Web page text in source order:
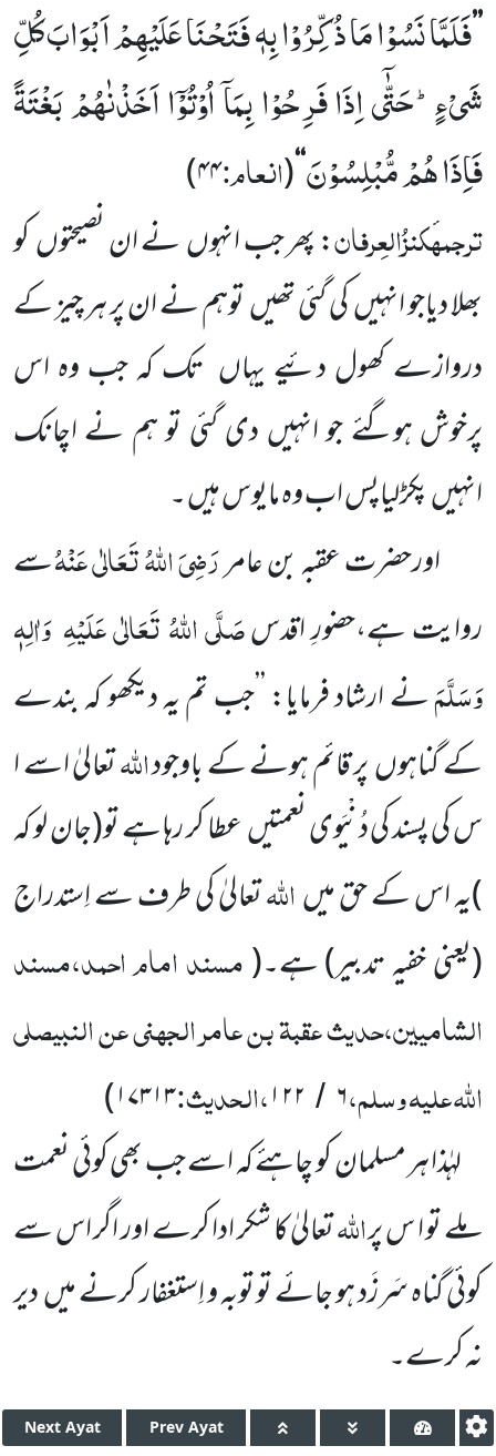
’’فَلَمَّا نَسُوْا مَا ذُكِّرُوْا بِهٖ فَتَحْنَا عَلَیْهِمْ اَبْوَابَ كُلِّ
شَیْءٍؕ-حَتّٰۤى اِذَا فَرِحُوْا بِمَاۤ اُوْتُوْۤا اَخَذْنٰهُمْ بَغْتَةً
فَاِذَا هُمْ مُّبْلِسُوْنَ‘‘
(انعام:۴۴)
ترجمہکنزُالعِرفان: پھر جب انہوںنے ان نصیحتوںکو
بھلادیاجو انہیںکی گئی تھیںتوہم نے ان پر ہر چیز کے
دروازے کھول دئیے یہاں تک کہ جب وہ اس
پرخوش ہوگئے جو انہیں دی گئی تو ہم نے اچانک
انہیںپکڑلیاپس اب وہ مایوس ہیں ۔
اورحضرت عقبہ بن عامررَضِیَ اللّٰہُ تَعَالٰی عَنْہُسے
روایت ہے،حضورِ اقدسصَلَّی اللّٰہُ تَعَالٰی عَلَیْہِ وَاٰلِہٖ
وَسَلَّمَنے ارشادفرمایا: ’’جب تم یہ دیکھو کہ بندے
کے گناہوںپر قائم ہونے کے باوجوداللّٰہتعالیٰ اسے ا
س کی پسند کی دُنْیَوی نعمتیںعطاکر رہا ہے تو(جان لو کہ
)یہ اس کے حق میںاللّٰہتعالیٰ کی طرف سے اِستدراج
(یعنی خفیہ تدبیر)ہے۔(مسند امام احمد،مسند
الشامیین،حدیث عقبۃ بن عامر الجہنی عن النبیصلی
اللّٰہ علیہ وسلم،۶ / ۱۲۲،الحدیث:۱۷۳۱۳)
لہٰذا ہر مسلمان کو چاہئے کہ اسے جب بھی کوئی نعمت
ملے تو ا س پراللّٰہتعالیٰ کا شکر ادا کرے اور اگر اس سے
کوئی گناہ سَرزَد ہو جائے تو توبہ و اِستغفار کرنے میںدیر
نہ کرے۔
Next Ayat Prev Ayat